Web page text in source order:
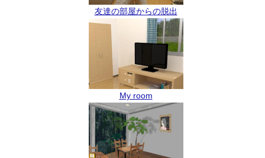
友達の部屋からの脱出
My room